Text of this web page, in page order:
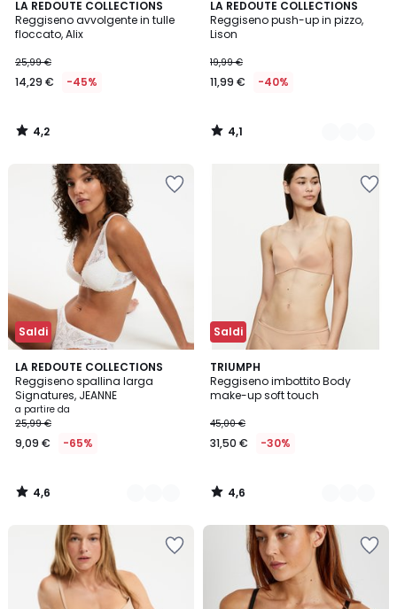
LA REDOUTE COLLECTIONS
Reggiseno avvolgente in tulle
floccato, Alix
25,99 €
14,29 € -45%
4,2
/ 5
4,2
/
LA REDOUTE COLLECTIONS
Reggiseno push-up in pizzo,
Lison
19,99 €
11,99 € -40%
4,1
/ 5
3
Colori
4,1
/
Saldi
LA REDOUTE COLLECTIONS
Reggiseno spallina larga
Signatures, JEANNE
a partire da
25,99 €
9,09 € -65%
4,6
/ 5
4
Colori
4,6
/
Saldi
TRIUMPH
Reggiseno imbottito Body
make-up soft touch
45,00 €
31,50 € -30%
4,6
/ 5
2
Colori
4,6
/